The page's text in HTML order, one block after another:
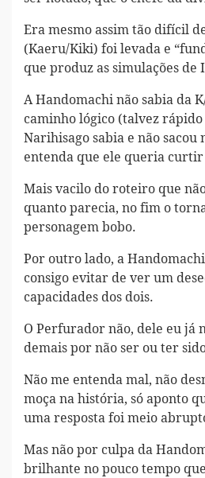
Era mesmo assim tão difícil
(Kaeru/Kiki) foi levada e
que produz as simulações de
A Handomachi não sabia da
caminho lógico (talvez rápido
Narihisago sabia e não sacou
entenda que ele queria
Mais vacilo do roteiro que
quanto parecia, no fim o
personagem bobo.
Por outro lado, a
consigo evitar de ver um
capacidades dos dois.
O Perfurador não, dele eu já
demais por não ser ou ter
Não me entenda mal, não
moça na história, só aponto
uma resposta foi meio
Mas não por culpa da
brilhante no pouco tempo